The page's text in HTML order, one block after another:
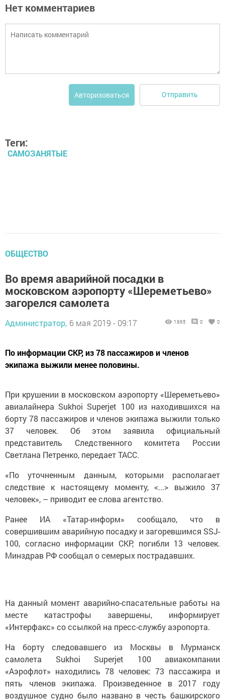
Нет комментариев
Авторизоваться Отправить
Теги:
САМОЗАНЯТЫЕ
ОБЩЕСТВО
Во время аварийной посадки в
московском аэропорту «Шереметьево»
загорелся самолета
Администратор, 6 мая 2019 - 09:17 1865 0 0
По информации СКР, из 78 пассажиров и членов
экипажа выжили менее половины.
При крушении в московском аэропорту «Шереметьево»
авиалайнера Sukhoi Superjet 100 из находившихся на
борту 78 пассажиров и членов экипажа выжили только
37 человек. Об этом заявила официальный
представитель Следственного комитета России
Светлана Петренко, передает ТАСС.
«По уточненным данным, которыми располагает
следствие к настоящему моменту, <...> выжило 37
человек», – приводит ее слова агентство.
Ранее ИА «Татар-информ» сообщало, что в
совершившим аварийную посадку и загоревшимся SSJ-
100, согласно информации СКР, погибли 13 человек.
Минздрав РФ сообщал о семерых пострадавших.
На данный момент аварийно-спасательные работы на
месте катастрофы завершены, информирует
«Интерфакс» со ссылкой на пресс-службу аэропорта.
На борту следовавшего из Москвы в Мурманск
самолета Sukhoi Superjet 100 авиакомпании
«Аэрофлот» находились 78 человек: 73 пассажира и
пять членов экипажа. Произведенное в 2017 году
воздушное судно было названо в честь башкирского